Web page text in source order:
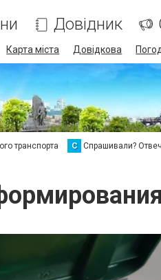
Довідник
Карта міста Довідкова
транспорта С Спрашивали?